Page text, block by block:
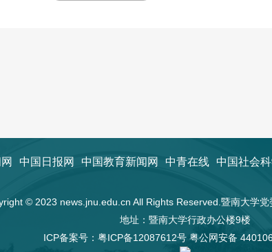
中国日报网 中国教育新闻网 中青在线 中国社会
© 2023 news.jnu.edu.cn All Rights Reserved.暨南大学
地址：暨南大学行政办公楼9楼
ICP备案号： 粤ICP备12087612号 粤公网安备